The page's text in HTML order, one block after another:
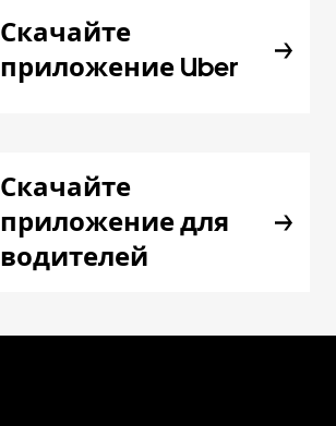
Скачайте
приложение Uber
Скачайте
приложение для
водителей